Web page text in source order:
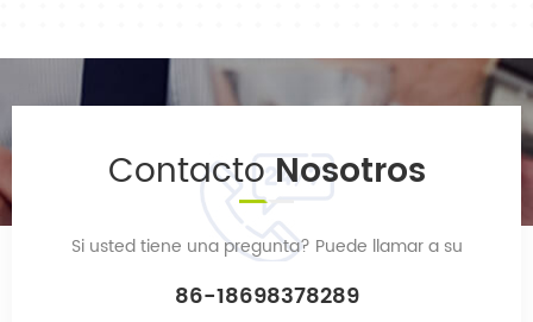
ContactoNosotros
Si usted tiene una pregunta? Puede llamar a su
86-18698378289